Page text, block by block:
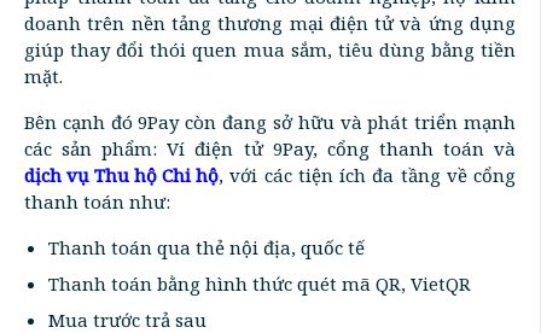
doanh trên nền tảng thương mại điện tử và ứng dụng
giúp thay đổi thói quen mua sắm, tiêu dùng bằng tiền
mặt.
Bên cạnh đó 9Pay còn đang sở hữu và phát triển mạnh
các sản phẩm: Ví điện tử 9Pay, cổng thanh toán và
dịch vụ Thu hộ Chi hộ, với các tiện ích đa tầng về cổng
thanh toán như:
Thanh toán qua thẻ nội địa, quốc tế
Thanh toán bằng hình thức quét mã QR, VietQR
Mua trước trả sau